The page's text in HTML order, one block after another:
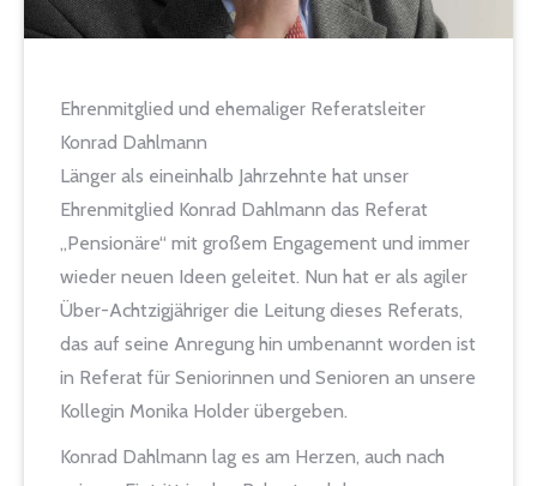
Ehrenmitglied und ehemaliger Referatsleiter
Konrad Dahlmann
Länger als eineinhalb Jahrzehnte hat unser
Ehrenmitglied Konrad Dahlmann das Referat
„Pensionäre“ mit großem Engagement und immer
wieder neuen Ideen geleitet. Nun hat er als agiler
Über-Achtzigjähriger die Leitung dieses Referats,
das auf seine Anregung hin umbenannt worden ist
in Referat für Seniorinnen und Senioren an unsere
Kollegin Monika Holder übergeben.
Konrad Dahlmann lag es am Herzen, auch nach